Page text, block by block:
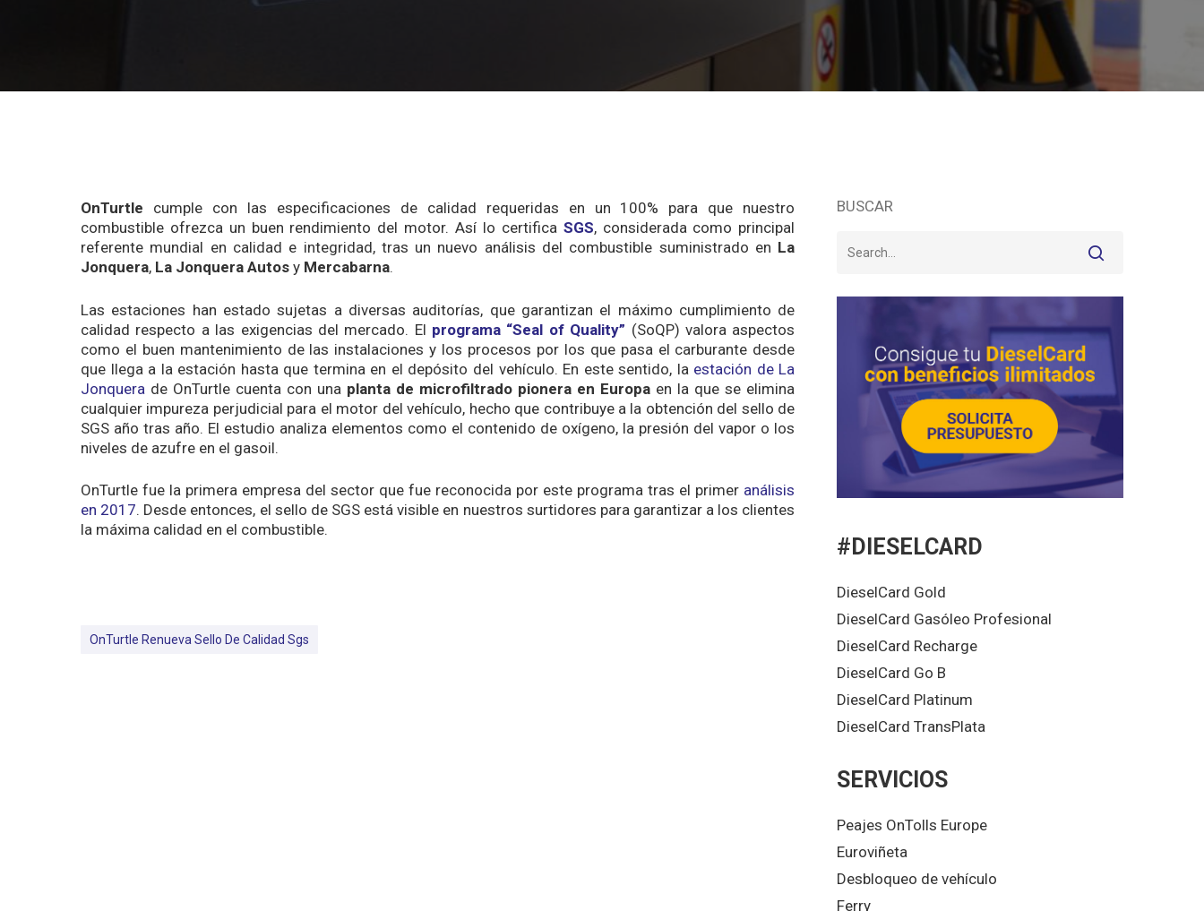
OnTurtle cumple con las especificaciones de calidad requeridas en un 100% para que nuestro
combustible ofrezca un buen rendimiento del motor. Así lo certifica SGS, considerada como principal
referente mundial en calidad e integridad, tras un nuevo análisis del combustible suministrado en La
Jonquera, La Jonquera Autos y Mercabarna.
Las estaciones han estado sujetas a diversas auditorías, que garantizan el máximo cumplimiento de
calidad respecto a las exigencias del mercado. El programa “Seal of Quality” (SoQP) valora aspectos
como el buen mantenimiento de las instalaciones y los procesos por los que pasa el carburante desde
que llega a la estación hasta que termina en el depósito del vehículo. En este sentido, la estación de La
Jonquera de OnTurtle cuenta con una planta de microfiltrado pionera en Europa en la que se elimina
cualquier impureza perjudicial para el motor del vehículo, hecho que contribuye a la obtención del sello de
SGS año tras año. El estudio analiza elementos como el contenido de oxígeno, la presión del vapor o los
niveles de azufre en el gasoil.
OnTurtle fue la primera empresa del sector que fue reconocida por este programa tras el primer análisis
en 2017. Desde entonces, el sello de SGS está visible en nuestros surtidores para garantizar a los clientes
la máxima calidad en el combustible.
OnTurtle Renueva Sello De Calidad Sgs
BUSCAR
#DIESELCARD
DieselCard Gold
DieselCard Gasóleo Profesional
DieselCard Recharge
DieselCard Go B
DieselCard Platinum
DieselCard TransPlata
SERVICIOS
Peajes OnTolls Europe
Euroviñeta
Desbloqueo de vehículo
Ferry